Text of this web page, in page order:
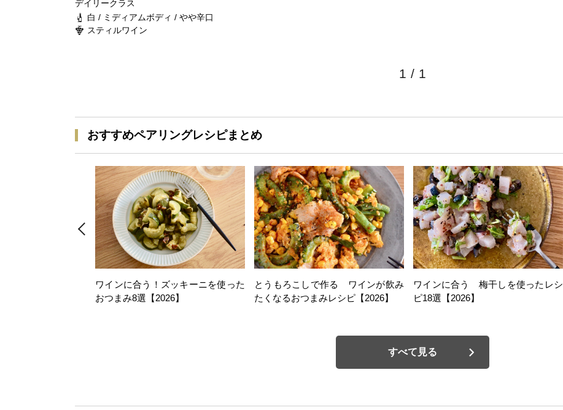
デイリークラス
白 / ミディアムボディ / やや辛口
スティルワイン
1 / 1
おすすめペアリングレシピまとめ
ワインに合う！ズッキーニを使った
おつまみ8選【2026】
とうもろこしで作る ワインが飲み
たくなるおつまみレシピ【2026】
ワインに合う 梅干しを使ったレシ
ピ18選【2026】
すべて見る